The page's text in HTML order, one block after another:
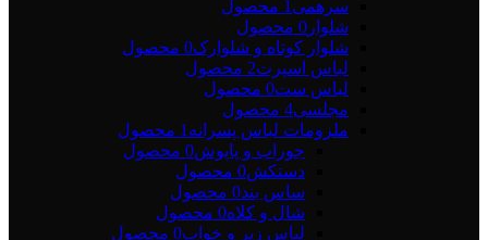
سرهمی 1 محصول
شلوار 0 محصول
شلوار کوتاه و شلوارک0 محصول
لباس اسپرت2 محصول
لباس ست0 محصول
مجلسی4 محصول
ملزومات لباس پسرانه 1 محصول
جوراب و پاپوش0 محصول
دستکش0 محصول
ساس بند0 محصول
شال و کلاه0 محصول
لباس زیر و خواب0 محصول